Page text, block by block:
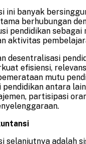
ini banyak
berhubungan
pendidikan sebagai
aktivitas
desentralisasi
efisiensi,
mutu
antara
partisipasi
selanjutnya adalah